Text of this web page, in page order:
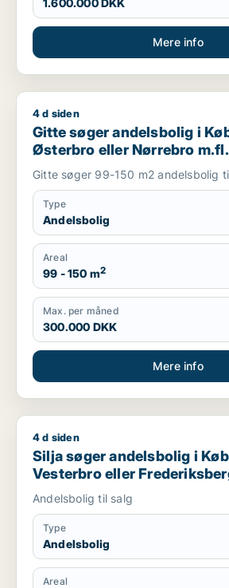
1.600.000 DKK
Mere info
Gitte søger andelsbolig i
4 d siden
Gitte søger andelsbolig i
Østerbro eller Nørrebro m.fl.
Gitte søger 99-150 m2 andelsbolig
Type
Andelsbolig
Areal
99 - 150 m2
Max. per måned
300.000 DKK
Mere info
Silja søger andelsbolig i København
4 d siden
Silja søger andelsbolig i
Vesterbro eller
Andelsbolig til salg
Type
Andelsbolig
Areal